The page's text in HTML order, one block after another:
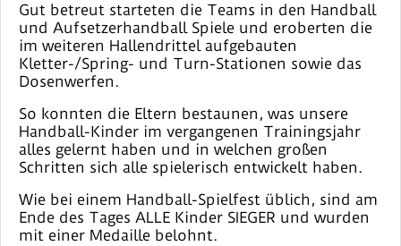
Gut betreut starteten die Teams in den Handball
und Aufsetzerhandball Spiele und eroberten die
im weiteren Hallendrittel aufgebauten
Kletter-/Spring- und Turn-Stationen sowie das
Dosenwerfen.
So konnten die Eltern bestaunen, was unsere
Handball-Kinder im vergangenen Trainingsjahr
alles gelernt haben und in welchen großen
Schritten sich alle spielerisch entwickelt haben.
Wie bei einem Handball-Spielfest üblich, sind am
Ende des Tages ALLE Kinder SIEGER und wurden
mit einer Medaille belohnt.